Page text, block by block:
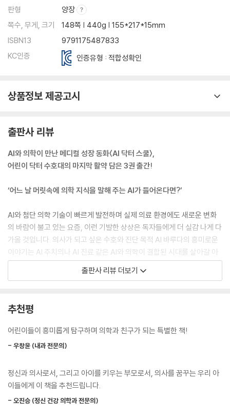
판형
양장
쪽수, 무게, 크기
148쪽 | 440g | 155*217*15mm
ISBN13
9791175487833
KC인증
인증유형 : 적합성확인
상품정보 제공고시
출판사 리뷰
AI와 의학이 만난 메디컬 성장 동화〈AI 닥터 스쿨〉,
어린이 닥터 수호대의 마지막 활약 담은 3권 출간!
‘어느 날 머릿속에 의학 지식을 말해 주는 AI가 들어온다면?’
AI와 첨단 의학 기술이 빠르게 발전하며 실제 의료 환경에도 새로운 변화
의 바람이 불고 있는 요즘, 이런 기발한 상상은 독자들에게 더 실감 나게 다
가올 것입니다. 의사가 되고 싶은 수호와 진단 목적 AI 바루다의 흥미로운
이야기는 AI 주치의나 AI 진료 같은 AI와 의학이 결합된 시대를 살아갈 아
이들의 관심을 불러일으킵니다.
생활하는 공간에서 충분히 일어날 법한 위급한 상황에 대처하는 어린이 닥
터 수호대의 활약은 손에 땀이 날 만큼 긴장감을 더하며 독자들이 이야기
적극적으로 도우며 성장해 가는 과정 또한 읽는 재미를 더할 것입니다.
특히 3권에서는 어린이 닥터 수호대의 새 멤버를 뽑기 위해 ‘의학 상식 골
든벨’ 대회를 개최합니다. 독자들은 재미있는 퀴즈를 풀며 생활에 도움이
되는 의학 상식을 쌓을 수 있을 것입니다.
출판사 리뷰 더보기
추천평
어린이들이 흥미롭게 탐구하며 의학과 친구가 되는 특별한 책!
- 우창윤 (내과 전문의)
정신과 의사로서, 그리고 아이를 키우는 부모로서, 의사를 꿈꾸는 우리 아
이들에게 이 책을 추천드립니다.
- 오진승 (정신 건강 의학과 전문의)